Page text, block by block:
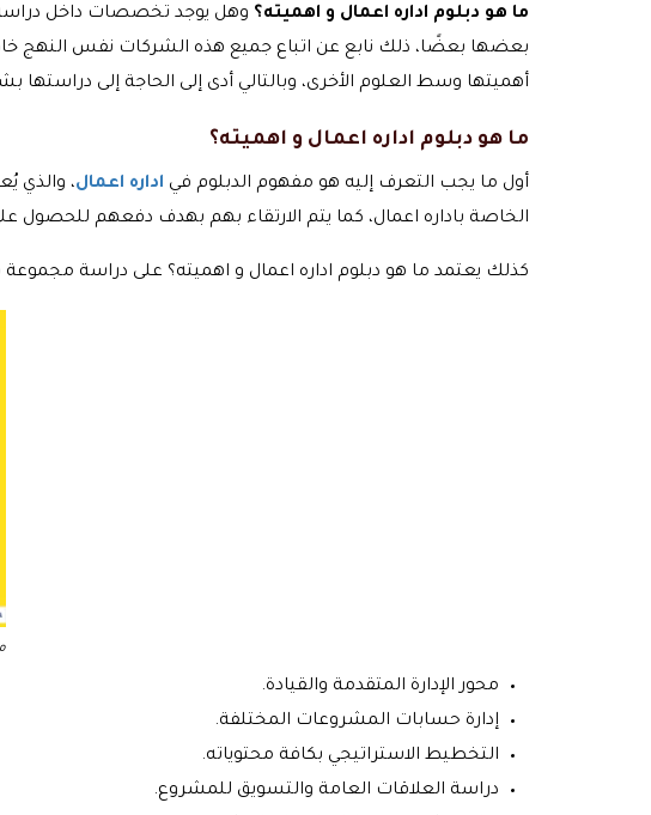
ما هو دبلوم اداره اعمال و اهميته؟ وهل يوجد تخصصات داخل دراسة
بعضها بعضًا، ذلك نابع عن اتباع جميع هذه الشركات نفس النهج
أهميتها وسط العلوم الأخرى، وبالتالي أدى إلى الحاجة إلى
ما هو دبلوم اداره اعمال و اهميته؟
أول ما يجب التعرف إليه هو مفهوم الدبلوم في اداره اعمال، والذي
الخاصة باداره اعمال، كما يتم الارتقاء بهم بهدف دفعهم
كذلك يعتمد ما هو دبلوم اداره اعمال و اهميته؟ على دراسة مجموعة
محور الإدارة المتقدمة والقيادة.
إدارة حسابات المشروعات المختلفة.
التخطيط الاستراتيجي بكافة محتوياته.
دراسة العلاقات العامة والتسويق للمشروع.